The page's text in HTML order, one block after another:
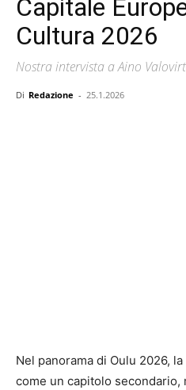
Capitale
Cultura 2026
Nostra intervista a Aino
Di Redazione - 25.1.2026
Nel panorama di Oulu 2026,
come un capitolo secondario,